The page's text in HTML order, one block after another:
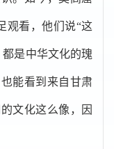
观看，他们说“这
是中华文化的瑰
能看到来自甘肃
文化这么像，因